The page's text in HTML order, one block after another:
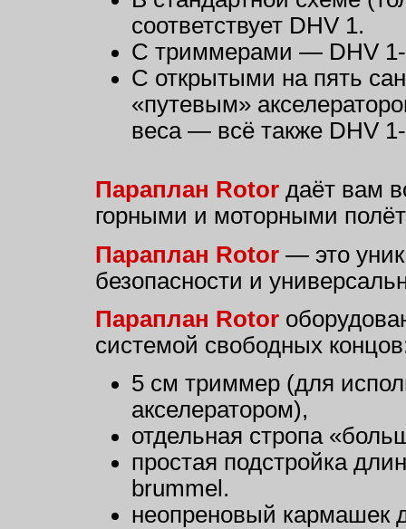
соответствует DHV 1.
С триммерами — DHV
С открытыми на пять
«путевым»
веса — всё также DHV
Параплан Rotor даёт вам
горными и моторными
Параплан Rotor — это
безопасности и
Параплан Rotor
системой свободных
5 см триммер (для
акселератором),
отдельная стропа
простая подстройка
brummel.
неопреновый кармашек